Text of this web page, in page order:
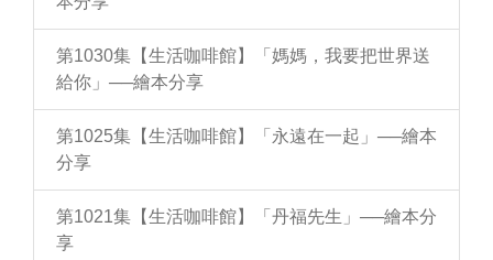
第1030集【生活咖啡館】「媽媽，我要把世界送
給你」──繪本分享
第1025集【生活咖啡館】「永遠在一起」──繪本
分享
第1021集【生活咖啡館】「丹福先生」──繪本分
享